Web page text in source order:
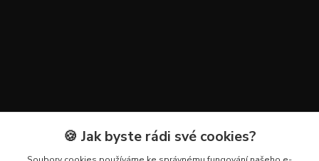
Kontakty🍪 Jak byste rádi své cookies?